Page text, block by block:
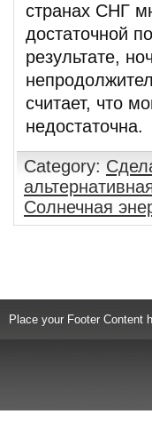
странах СНГ
достаточной
результате,
считает, что
недостаточна.
Category:
Солнечная
Place your Footer Content